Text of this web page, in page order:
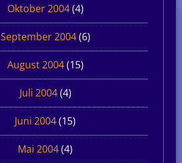
Oktober 2004(4)
September 2004(6)
August 2004(15)
Juli 2004(4)
Juni 2004(15)
Mai 2004(4)